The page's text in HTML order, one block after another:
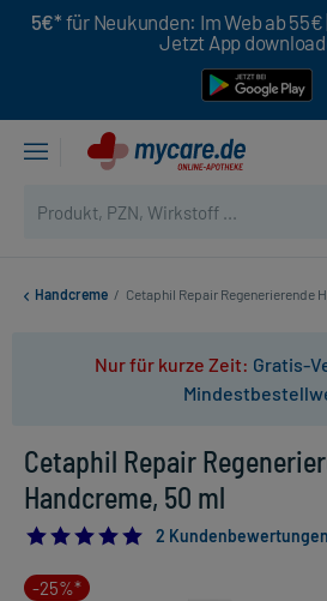
5€* für Neukunden: Im Web ab 55€
Jetzt App
Handcreme / Cetaphil Repair Regenerierende
Nur für kurze Zeit: Gratis-
Cetaphil Repair
Handcreme, 50 ml
5.0
2
-25%*